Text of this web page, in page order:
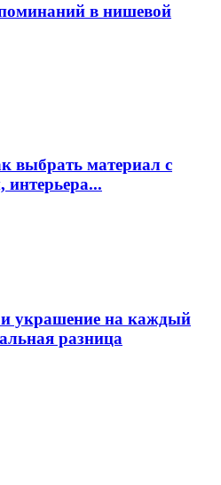
в нишевой
выбрать материал с
украшение на каждый
разница